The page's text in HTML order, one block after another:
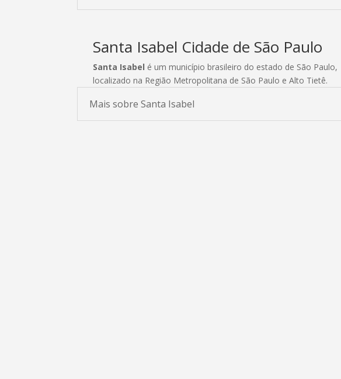
Santa Isabel Cidade de São Paulo
Santa Isabel é um município brasileiro do estado de São Paulo,
localizado na Região Metropolitana de São Paulo e Alto Tietê.
Mais sobre Santa Isabel